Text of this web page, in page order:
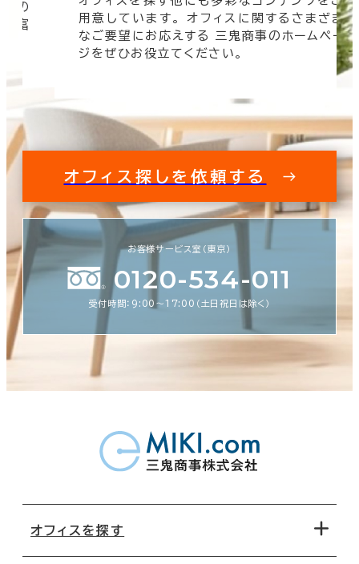
の
豊富
用意しています。 オフィスに関するさまざま
なご要望にお応えする 三鬼商事のホームペー
ジをぜひお役立てください。
オフィス探しを依頼する
お客様サービス室（東京）
0120-534-011
受付時間：9:00〜17:00（土日祝日は除く）
オフィスを探す